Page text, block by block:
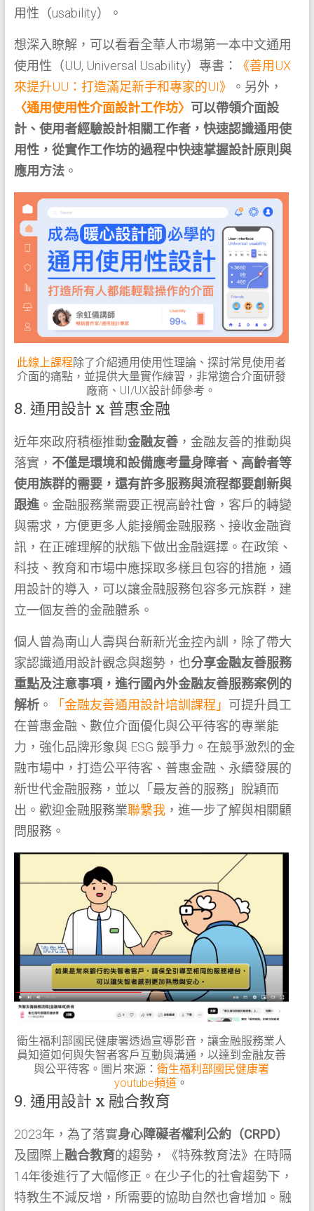
用性（usability）。
想深入瞭解，可以看看全華人市場第一本中文通用
使用性（UU, Universal Usability）專書：
《善用UX
來提升UU：打造滿足新手和專家的UI》
。另外，
〈通用使用性介面設計工作坊〉 可以帶領介面設
計、使用者經驗設計相關工作者，快速認識通用使
用性，從實作工作坊的過程中快速掌握設計原則與
應用方法。
此線上課程除了介紹通用使用性理論、探討常見使用者
介面的痛點，並提供大量實作練習，非常適合介面研發
廠商、UI/UX設計師參考。
8. 通用設計 x 普惠金融
近年來政府積極推動金融友善，金融友善的推動與
落實， 不僅是環境和設備應考量身障者、高齡者等
使用族群的需要，還有許多服務與流程都要創新與
跟進。金融服務業需要正視高齡社會，客戶的轉變
與需求，方便更多人能接觸金融服務、接收金融資
訊，在正確理解的狀態下做出金融選擇。在政策、
科技、教育和市場中應採取多樣且包容的措施，通
用設計的導入，可以讓金融服務包容多元族群，建
立一個友善的金融體系。
個人曾為南山人壽與台新新光金控內訓，除了帶大
家認識通用設計觀念與趨勢，也分享金融友善服務
重點及注意事項，進行國內外金融友善服務案例的
解析。 「金融友善通用設計培訓課程」 可提升員工
在普惠金融、數位介面優化與公平待客的專業能
力，強化品牌形象與 ESG 競爭力。在競爭激烈的金
融市場中，打造公平待客、普惠金融、永續發展的
新世代金融服務，並以「最友善的服務」脫穎而
出。歡迎金融服務業聯繫我，進一步了解與相關顧
問服務。
衛生福利部國民健康署透過宣導影音，讓金融服務業人
員知道如何與失智者客戶互動與溝通，以達到金融友善
與公平待客。圖片來源： 衛生福利部國民健康署
youtube頻道 。
9. 通用設計 x 融合教育
2023年，為了落實身心障礙者權利公約（CRPD）
及國際上融合教育的趨勢，《特殊教育法》在時隔
14年後進行了大幅修正。在少子化的社會趨勢下，
特教生不減反增，所需要的協助自然也會增加。融